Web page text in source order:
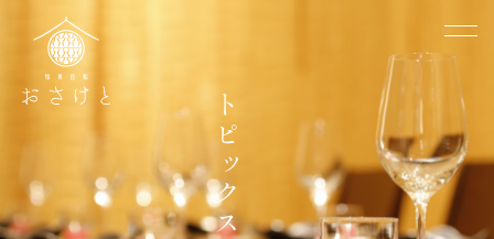
ト
ピ
ッ
ク
ス